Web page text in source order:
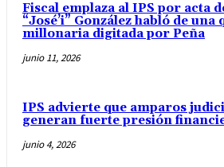
Fiscal emplaza al IPS por acta
“José’i” González habló de una
millonaria digitada por Peña
junio 11, 2026
IPS advierte que amparos
generan fuerte presión
junio 4, 2026